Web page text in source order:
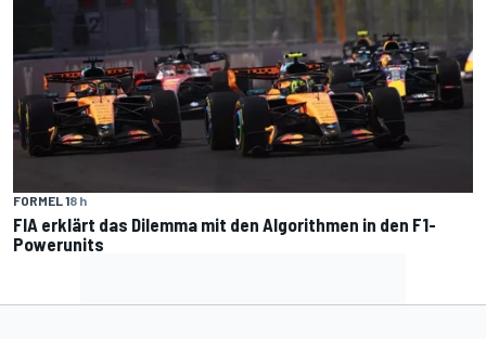
FORMEL 18 h
FIA erklärt das Dilemma mit den Algorithmen in den F1-
Powerunits